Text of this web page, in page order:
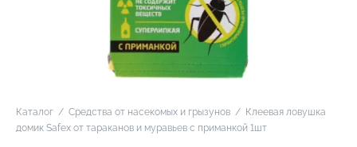
Каталог / Средства от насекомых и грызунов / Клеевая ловушка
домик Safex от тараканов и муравьев с приманкой 1шт